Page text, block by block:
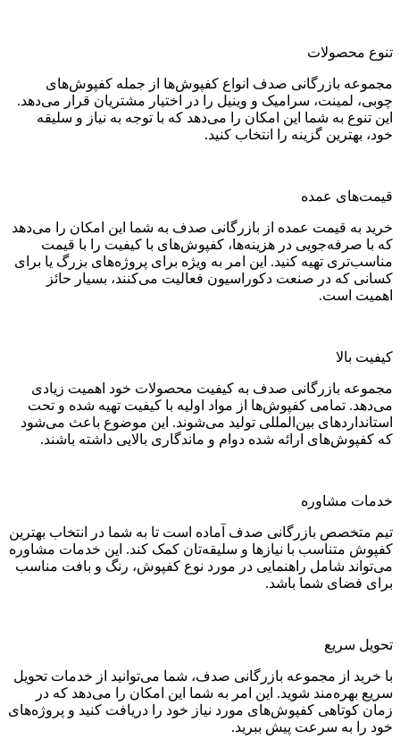
تنوع محصولات
مجموعه بازرگانی صدف انواع کفپوش‌ها از جمله کفپوش‌های
چوبی، لمینت، سرامیک و وینیل را در اختیار مشتریان قرار می‌دهد.
این تنوع به شما این امکان را می‌دهد که با توجه به نیاز و سلیقه
خود، بهترین گزینه را انتخاب کنید.
قیمت‌های عمده
خرید به قیمت عمده از بازرگانی صدف به شما این امکان را می‌دهد
که با صرفه‌جویی در هزینه‌ها، کفپوش‌های با کیفیت را با قیمت
مناسب‌تری تهیه کنید. این امر به ویژه برای پروژه‌های بزرگ یا برای
کسانی که در صنعت دکوراسیون فعالیت می‌کنند، بسیار حائز
اهمیت است.
کیفیت بالا
مجموعه بازرگانی صدف به کیفیت محصولات خود اهمیت زیادی
می‌دهد. تمامی کفپوش‌ها از مواد اولیه با کیفیت تهیه شده و تحت
استانداردهای بین‌المللی تولید می‌شوند. این موضوع باعث می‌شود
که کفپوش‌های ارائه شده دوام و ماندگاری بالایی داشته باشند.
خدمات مشاوره
تیم متخصص بازرگانی صدف آماده است تا به شما در انتخاب بهترین
کفپوش متناسب با نیازها و سلیقه‌تان کمک کند. این خدمات مشاوره
می‌تواند شامل راهنمایی در مورد نوع کفپوش، رنگ و بافت مناسب
برای فضای شما باشد.
تحویل سریع
با خرید از مجموعه بازرگانی صدف، شما می‌توانید از خدمات تحویل
سریع بهره‌مند شوید. این امر به شما این امکان را می‌دهد که در
زمان کوتاهی کفپوش‌های مورد نیاز خود را دریافت کنید و پروژه‌های
خود را به سرعت پیش ببرید.